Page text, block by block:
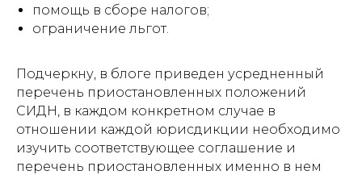
помощь в сборе налогов;
ограничение льгот.
Подчеркну, в блоге приведен усредненный
перечень приостановленных положений
СИДН, в каждом конкретном случае в
отношении каждой юрисдикции необходимо
изучить соответствующее соглашение и
перечень приостановленных именно в нем